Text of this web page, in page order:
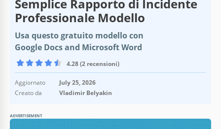
Semplice Rapporto di Incidente
Professionale Modello
Usa questo gratuito modello con
Google Docs and Microsoft Word
4.28 (2 recensioni)
Aggiornato
July 25, 2026
Creato da
Vladimir Belyakin
ADVERTISEMENT